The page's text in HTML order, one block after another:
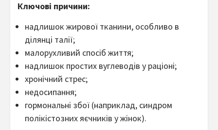
Ключові причини:
надлишок жирової тканини, особливо в
ділянці талії;
малорухливий спосіб життя;
надлишок простих вуглеводів у раціоні;
хронічний стрес;
недосипання;
гормональні збої (наприклад, синдром
полікістозних яєчників у жінок).